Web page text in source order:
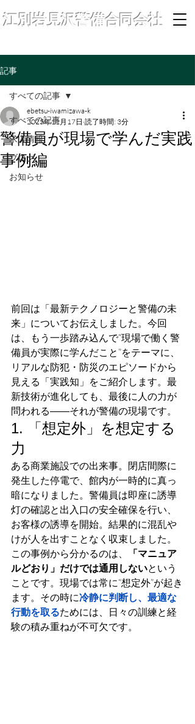
江別岩見沢警備合同会社
記事
すべての記事
求人情報
ブログ
お知らせ
すべての記事
警備員が現場で学んだ実践
事例編
ebetsu-iwamizawa-k
2025年11月17日 読了時間: 3分
前回は「最新テクノロジーと警備の未
来」についてお伝えしました。今回
は、もう一歩踏み込んで“現場で働く警
備員が実際に学んだこと”をテーマに、
リアルな防犯・防災のエピソードから
見える「実践知」をご紹介します。最
新技術が進化しても、最後に人の力が
問われる――それが警備の現場です。
1. 「想定外」を想定する
力
ある商業施設での出来事。閉店間際に
発生した停電で、館内が一時的に真っ
暗になりました。警備員は即座に誘導
灯の確認と出入口の安全確保を行い、
お客様の誘導を開始。結果的に混乱や
けが人を出すことなく収束しました。
この事例から分かるのは、
「マニュア
ルどおり」だけでは通用しないという
ことです。現場では常に“想定外”が起き
ます。その時に冷静に判断し、最適な
行動を取るためには、日々の訓練と経
験の積み重ねが不可欠です。